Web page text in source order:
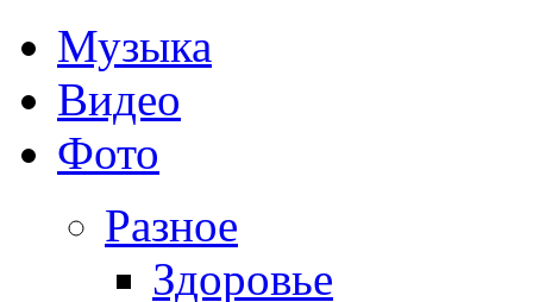
Музыка
Видео
Фото
Разное
Здоровье